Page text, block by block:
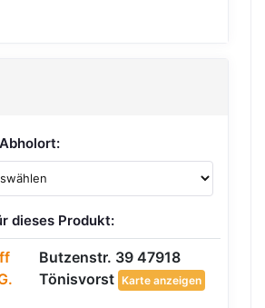
dieses Produkt:
Butzenstr. 39 47918
Tönisvorst Karte anzeigen